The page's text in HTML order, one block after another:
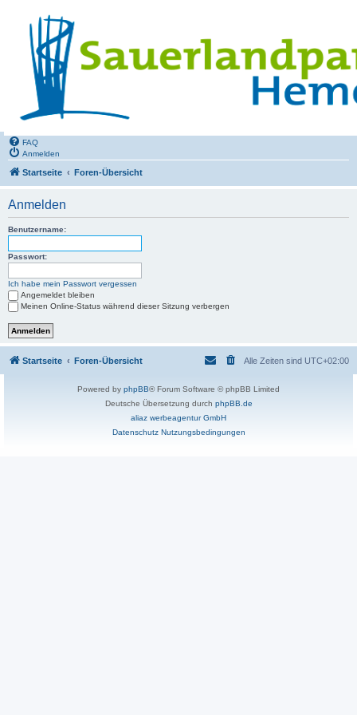
FAQ
Anmelden
Startseite Foren-Übersicht
Anmelden
Benutzername:
Passwort:
Ich habe mein Passwort vergessen
Angemeldet bleiben
Meinen Online-Status während dieser Sitzung verbergen
Startseite Foren-Übersicht Alle Zeiten sind UTC+02:00
Powered by phpBB® Forum Software © phpBB Limited
Deutsche Übersetzung durch phpBB.de
aliaz werbeagentur GmbH
Datenschutz Nutzungsbedingungen